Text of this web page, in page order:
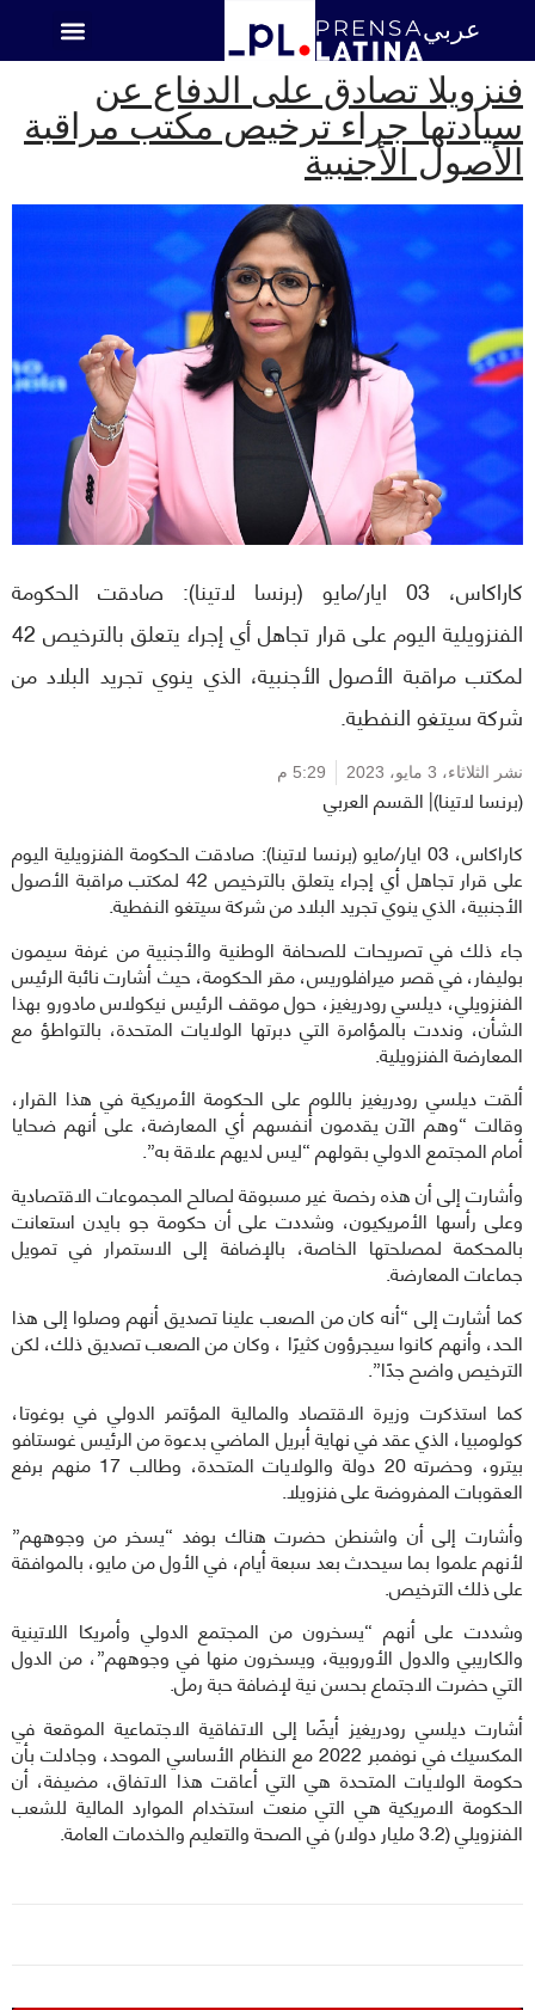
عربي
فنزويلا تصادق على الدفاع عن
سيادتها جراء ترخيص مكتب مراقبة
الأصول الأجنبية
كاراكاس، 03 ايار/مايو (برنسا لاتينا): صادقت الحكومة
الفنزويلية اليوم على قرار تجاهل أي إجراء يتعلق بالترخيص 42
لمكتب مراقبة الأصول الأجنبية، الذي ينوي تجريد البلاد من
شركة سيتغو النفطية.
نشر الثلاثاء، 3 مايو، 2023 5:29 م
(برنسا لاتينا)| القسم العربي
كاراكاس، 03 ايار/مايو (برنسا لاتينا): صادقت الحكومة الفنزويلية اليوم
على قرار تجاهل أي إجراء يتعلق بالترخيص 42 لمكتب مراقبة الأصول
الأجنبية، الذي ينوي تجريد البلاد من شركة سيتغو النفطية.
جاء ذلك في تصريحات للصحافة الوطنية والأجنبية من غرفة سيمون
بوليفار، في قصر ميرافلوريس، مقر الحكومة، حيث أشارت نائبة الرئيس
الفنزويلي، ديلسي رودريغيز، حول موقف الرئيس نيكولاس مادورو بهذا
الشأن، ونددت بالمؤامرة التي دبرتها الولايات المتحدة، بالتواطؤ مع
المعارضة الفنزويلية.
ألقت ديلسي رودريغيز باللوم على الحكومة الأمريكية في هذا القرار،
وقالت “وهم الآن يقدمون أنفسهم أي المعارضة، على أنهم ضحايا
أمام المجتمع الدولي بقولهم “ليس لديهم علاقة به”.
وأشارت إلى أن هذه رخصة غير مسبوقة لصالح المجموعات الاقتصادية
وعلى رأسها الأمريكيون، وشددت على أن حكومة جو بايدن استعانت
بالمحكمة لمصلحتها الخاصة، بالإضافة إلى الاستمرار في تمويل
جماعات المعارضة.
كما أشارت إلى “أنه كان من الصعب علينا تصديق أنهم وصلوا إلى هذا
الحد، وأنهم كانوا سيجرؤون كثيرًا ، وكان من الصعب تصديق ذلك، لكن
الترخيص واضح جدًا”.
كما استذكرت وزيرة الاقتصاد والمالية المؤتمر الدولي في بوغوتا،
كولومبيا، الذي عقد في نهاية أبريل الماضي بدعوة من الرئيس غوستافو
بيترو، وحضرته 20 دولة والولايات المتحدة، وطالب 17 منهم برفع
العقوبات المفروضة على فنزويلا.
وأشارت إلى أن واشنطن حضرت هناك بوفد “يسخر من وجوههم”
لأنهم علموا بما سيحدث بعد سبعة أيام، في الأول من مايو، بالموافقة
على ذلك الترخيص.
وشددت على أنهم “يسخرون من المجتمع الدولي وأمريكا اللاتينية
والكاريبي والدول الأوروبية، ويسخرون منها في وجوههم”، من الدول
التي حضرت الاجتماع بحسن نية لإضافة حبة رمل.
أشارت ديلسي رودريغيز أيضًا إلى الاتفاقية الاجتماعية الموقعة في
المكسيك في نوفمبر 2022 مع النظام الأساسي الموحد، وجادلت بأن
حكومة الولايات المتحدة هي التي أعاقت هذا الاتفاق، مضيفة، أن
الحكومة الامريكية هي التي منعت استخدام الموارد المالية للشعب
الفنزويلي (3.2 مليار دولار) في الصحة والتعليم والخدمات العامة.